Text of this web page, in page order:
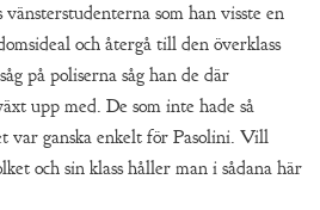
som han visste en
och återgå till den överklass
på poliserna såg han de där
upp med. De som inte hade så
var ganska enkelt för Pasolini. Vill
och sin klass håller man i sådana här